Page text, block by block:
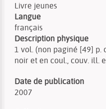
Livre jeunes
Langue
français
Description physique
1 vol. (non paginé [49] p.
noir et en coul., couv. ill.
Date de publication
2007